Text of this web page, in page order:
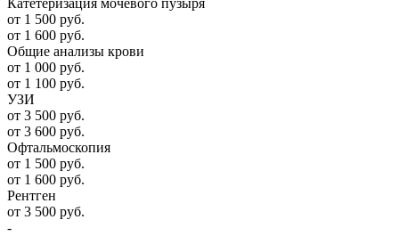
от 1 500 руб.
от 1 600 руб.
Общие анализы крови
от 1 000 руб.
от 1 100 руб.
УЗИ
от 3 500 руб.
от 3 600 руб.
Офтальмоскопия
от 1 500 руб.
от 1 600 руб.
Рентген
от 3 500 руб.
-